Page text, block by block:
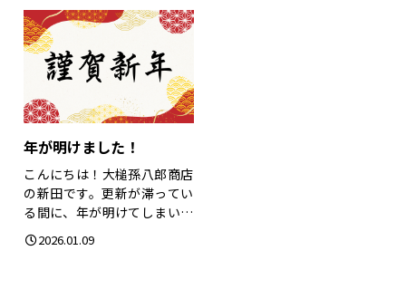
年が明けました！
こんにちは！大槌孫八郎商店
の新田です。更新が滞ってい
る間に、年が明けてしまいま
した・・・（汗こ...
2026.01.09